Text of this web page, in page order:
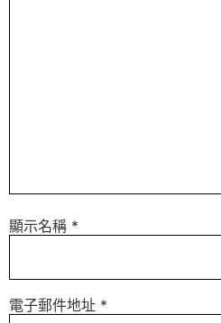
顯示名稱 *
電子郵件地址 *